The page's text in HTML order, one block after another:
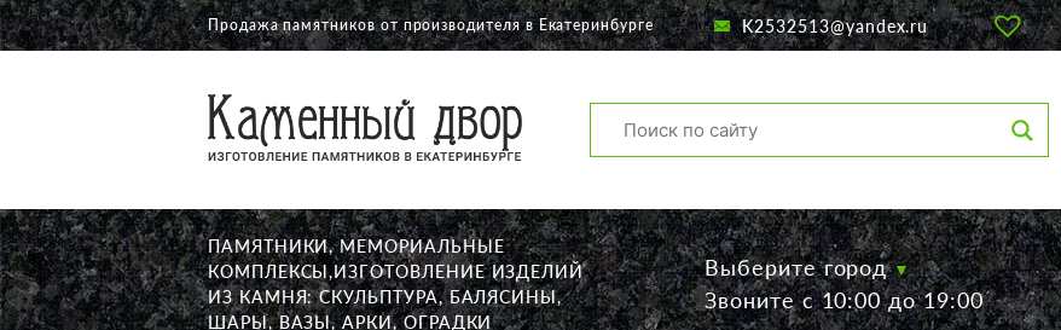
О КОМПАНИИ
КАТАЛОГ
НАШИ РАБОТЫ
АКЦИИ
ДОСТАВКА
Продажа памятников от производителя в Екатеринбурге K2532513@yandex.ru
ПАМЯТНИКИ, МЕМОРИАЛЬНЫЕ
КОМПЛЕКСЫ,ИЗГОТОВЛЕНИЕ ИЗДЕЛИЙ
ИЗ КАМНЯ: СКУЛЬПТУРА, БАЛЯСИНЫ,
ШАРЫ, ВАЗЫ, АРКИ, ОГРАДКИ
Выберите город
Звоните с 10:00 до 19:00